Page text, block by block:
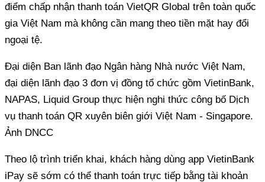
điểm chấp nhận thanh toán VietQR Global trên toàn quốc
gia Việt Nam mà không cần mang theo tiền mặt hay đổi
ngoại tệ.
Đại diện Ban lãnh đạo Ngân hàng Nhà nước Việt Nam,
đại diện lãnh đạo 3 đơn vị đồng tổ chức gồm VietinBank,
NAPAS, Liquid Group thực hiện nghi thức công bố Dịch
vụ thanh toán QR xuyên biên giới Việt Nam - Singapore.
Ảnh DNCC
Theo lộ trình triển khai, khách hàng dùng app VietinBank
iPay sẽ sớm có thể thanh toán trực tiếp bằng tài khoản